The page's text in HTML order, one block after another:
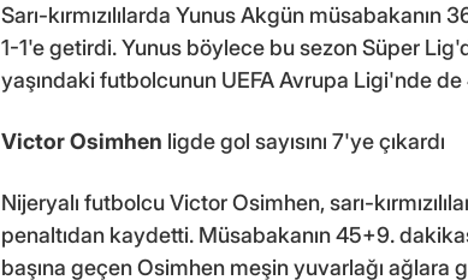
Sarı-kırmızılılarda Yunus Akgün müsabakanın
1-1'e getirdi. Yunus böylece bu sezon Süper
yaşındaki futbolcunun UEFA Avrupa Ligi'nde
Victor Osimhen ligde gol sayısını 7'ye çıkardı
Nijeryalı futbolcu Victor Osimhen, sarı-
penaltıdan kaydetti. Müsabakanın 45+9.
başına geçen Osimhen meşin yuvarlağı ağlara